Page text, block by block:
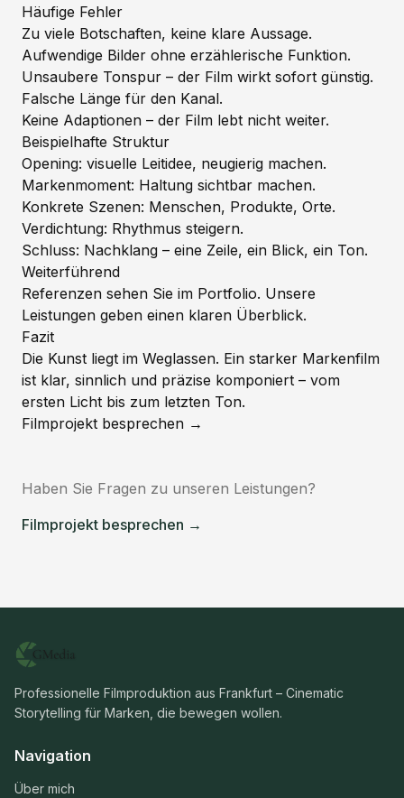
Häufige Fehler
Zu viele Botschaften, keine klare Aussage.
Aufwendige Bilder ohne erzählerische Funktion.
Unsaubere Tonspur – der Film wirkt sofort günstig.
Falsche Länge für den Kanal.
Keine Adaptionen – der Film lebt nicht weiter.
Beispielhafte Struktur
Opening: visuelle Leitidee, neugierig machen.
Markenmoment: Haltung sichtbar machen.
Konkrete Szenen: Menschen, Produkte, Orte.
Verdichtung: Rhythmus steigern.
Schluss: Nachklang – eine Zeile, ein Blick, ein Ton.
Weiterführend
Referenzen sehen Sie im Portfolio. Unsere
Leistungen geben einen klaren Überblick.
Fazit
Die Kunst liegt im Weglassen. Ein starker Markenfilm
ist klar, sinnlich und präzise komponiert – vom
ersten Licht bis zum letzten Ton.
Filmprojekt besprechen →
Haben Sie Fragen zu unseren Leistungen?
Filmprojekt besprechen →
Professionelle Filmproduktion aus Frankfurt – Cinematic
Storytelling für Marken, die bewegen wollen.
Navigation
Über mich